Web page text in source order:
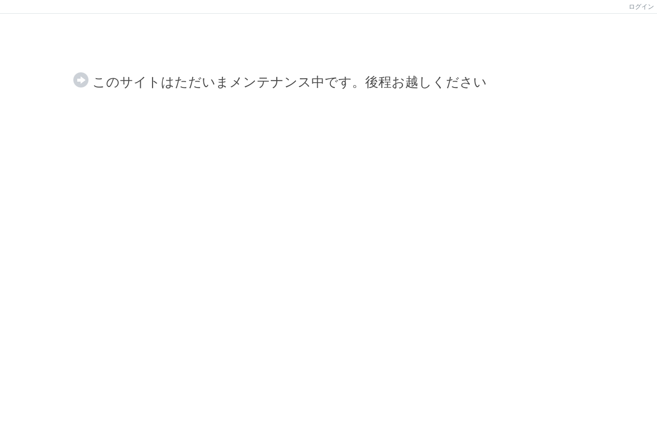
ログイン
このサイトはただいまメンテナンス中です。後程お越しください